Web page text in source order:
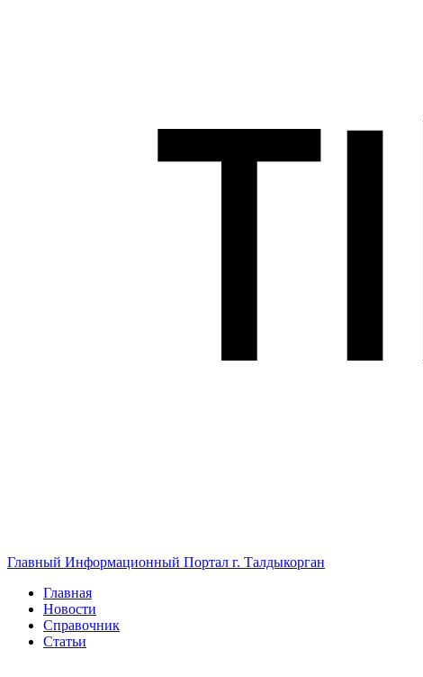
Главный Информационный Портал г. Талдыкорган
Главная
Новости
Справочник
Статьи